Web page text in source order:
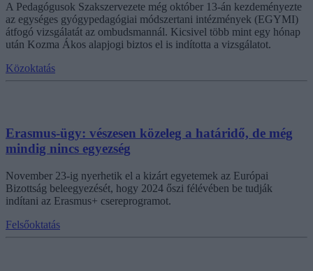
A Pedagógusok Szakszervezete még október 13-án kezdeményezte
az egységes gyógypedagógiai módszertani intézmények (EGYMI)
átfogó vizsgálatát az ombudsmannál. Kicsivel több mint egy hónap
után Kozma Ákos alapjogi biztos el is indította a vizsgálatot.
Közoktatás
Erasmus-ügy: vészesen közeleg a határidő, de még
mindig nincs egyezség
November 23-ig nyerhetik el a kizárt egyetemek az Európai
Bizottság beleegyezését, hogy 2024 őszi félévében be tudják
indítani az Erasmus+ csereprogramot.
Felsőoktatás